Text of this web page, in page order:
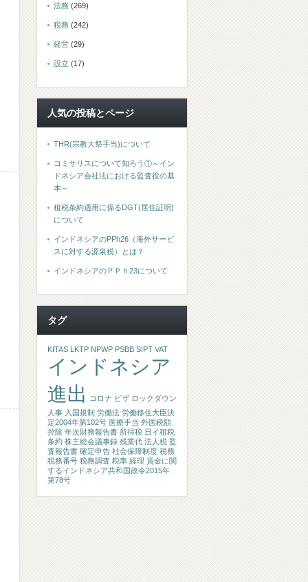
法務 (269)
税務 (242)
経営 (29)
設立 (17)
人気の投稿とページ
THR(宗教大祭手当)について
コミサリスについて知ろう①～イン
ドネシア会社法における監査役の基
本～
租税条約適用に係るDGT(居住証明)
について
インドネシアのPPh26（海外サービ
スに対する源泉税）とは？
インドネシアのＰＰｈ23について
タグ
KITAS LKTP NPWP PSBB SIPT VAT
インドネシア
進出
コロナ ビザ ロックダウン
人事 入国規制 労働法 労働移住大臣決
定2004年第102号 医療手当 外国税額
控除 年次財務報告書 所得税 日イ租税
条約 株主総会議事録 残業代 法人税 監
査報告書 確定申告 社会保障制度 税務
税務番号 税務調査 税率 経理 賃金に関
するインドネシア共和国政令2015年
第78号